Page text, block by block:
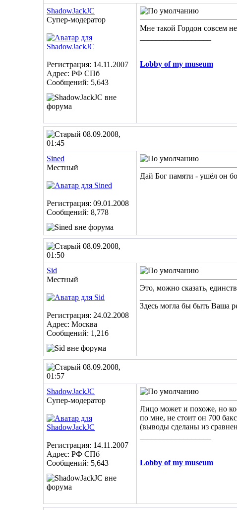
ShadowJackJC
Супер-модератор
Регистрация: 14.11.2007
Адрес: РФ СПб
Сообщений: 5,643
Мне такой Гордон совсем
Lobby of my museum
08.09.2008,
01:45
Sined
Местный
Регистрация: 09.01.2008
Сообщений: 8,778
Дай Бог памяти - ушёл он
08.09.2008,
01:50
Sid
Местный
Регистрация: 24.02.2008
Адрес: Москва
Сообщений: 1,216
Это, можно сказать,
Здесь могла бы быть Ваша
08.09.2008,
01:57
ShadowJackJC
Супер-модератор
Регистрация: 14.11.2007
Адрес: РФ СПб
Сообщений: 5,643
Лицо может и похоже, но
по мне, не стоит он 700
(выводы сделаны из
Lobby of my museum